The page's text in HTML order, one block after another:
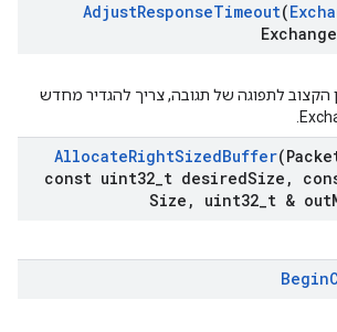
AdjustResponseTimeout(
Exchange
הקצוב לתפוגה של תגובה, צריך להגדיר מחדש
AllocateRightSizedBuffer
const uint32 t desiredSize ,
Size , uint32 t & out
Begin